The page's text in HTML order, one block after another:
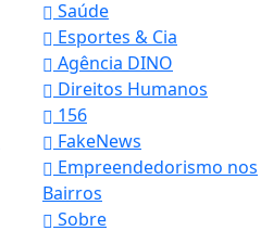
Saúde
Esportes & Cia
Agência DINO
Direitos Humanos
156
FakeNews
Empreendedorismo nos
Bairros
Sobre